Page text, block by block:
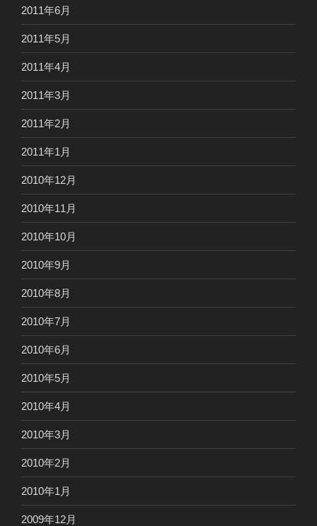
2011年6月
2011年5月
2011年4月
2011年3月
2011年2月
2011年1月
2010年12月
2010年11月
2010年10月
2010年9月
2010年8月
2010年7月
2010年6月
2010年5月
2010年4月
2010年3月
2010年2月
2010年1月
2009年12月